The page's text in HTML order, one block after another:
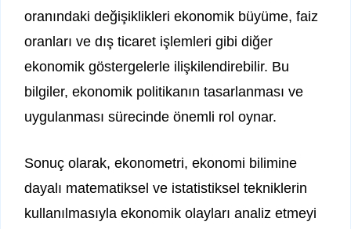
oranındaki değişiklikleri ekonomik büyüme, faiz
oranları ve dış ticaret işlemleri gibi diğer
ekonomik göstergelerle ilişkilendirebilir. Bu
bilgiler, ekonomik politikanın tasarlanması ve
uygulanması sürecinde önemli rol oynar.
Sonuç olarak, ekonometri, ekonomi bilimine
dayalı matematiksel ve istatistiksel tekniklerin
kullanılmasıyla ekonomik olayları analiz etmeyi